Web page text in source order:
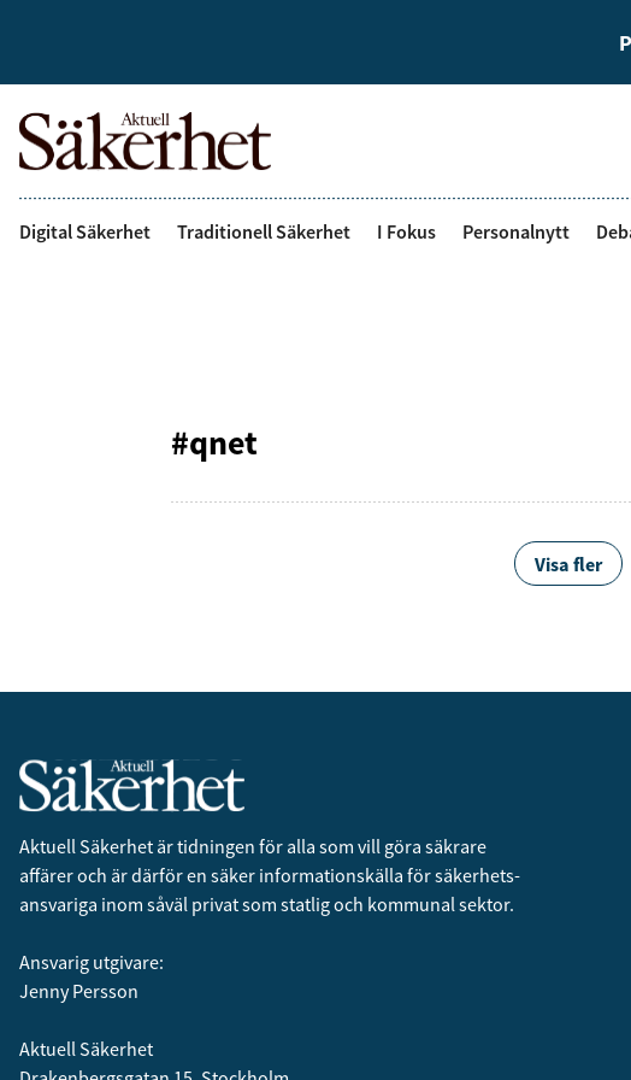
Digital Säkerhet Traditionell Säkerhet I Fokus Personalnytt
#qnet
Visa fler
Aktuell Säkerhet är tidningen för alla som vill göra säkrare
affärer och är därför en säker informationskälla för säkerhets­
ansvariga inom såväl privat som statlig och kommunal sektor.
Ansvarig utgivare:
Jenny Persson
Aktuell Säkerhet